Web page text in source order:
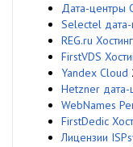
Дата-центры
Selectel
REG.ru Хостинг
FirstVDS
Yandex Cloud
Hetzner дата-
WebNames
FirstDedic
Лицензии